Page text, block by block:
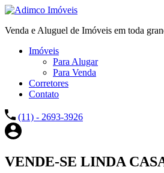
Venda e Aluguel de Imóveis em toda
Imóveis
Para Alugar
Para Venda
Corretores
Contato
(11) - 2693-3926
VENDE-SE LINDA